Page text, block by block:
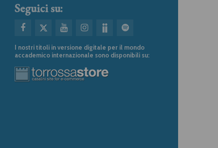
Seguici su:
I nostri titoli in versione digitale per il mondo
accademico internazionale sono disponibili su: